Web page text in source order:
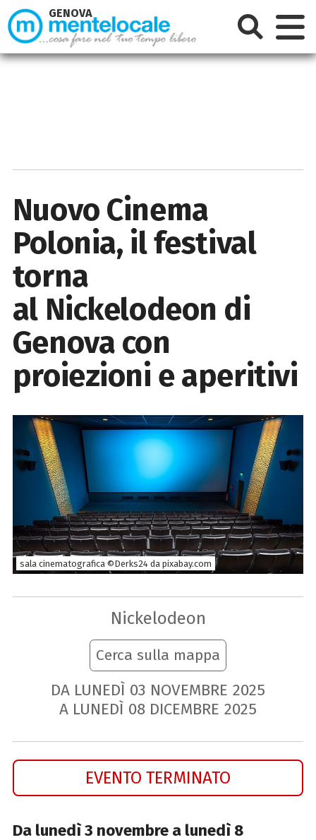
Nuovo Cinema
Polonia, il festival
torna
al Nickelodeon di
Genova con
proiezioni e aperitivi
sala cinematografica ©Derks24 da pixabay.com
Nickelodeon
Cerca sulla mappa
DA LUNEDÌ 03 NOVEMBRE 2025
A LUNEDÌ 08 DICEMBRE 2025
EVENTO TERMINATO
Da lunedì 3 novembre a lunedì 8
GENOVA